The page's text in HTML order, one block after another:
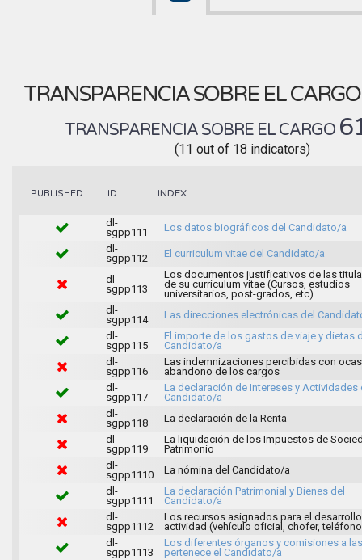
TRANSPARENCIA SOBRE EL
TRANSPARENCIA SOBRE EL CARGO
(11 out of 18 indicators)
PUBLISHED ID INDEX
dl-
sgpp111
Los datos biográficos del Candidato/a
dl-
sgpp112
El curriculum vitae del Candidato/a
dl-
sgpp113
Los documentos justificativos de las
de su curriculum vitae (Cursos, estudios
universitarios, post-grados, etc)
dl-
sgpp114
Las direcciones electrónicas del
dl-
sgpp115
El importe de los gastos de viaje y dietas
Candidato/a
dl-
sgpp116
Las indemnizaciones percibidas con
abandono de los cargos
dl-
sgpp117
La declaración de Intereses y Actividades
Candidato/a
dl-
sgpp118
La declaración de la Renta
dl-
sgpp119
La liquidación de los Impuestos de
Patrimonio
dl-
sgpp1110
La nómina del Candidato/a
dl-
sgpp1111
La declaración Patrimonial y Bienes del
Candidato/a
dl-
sgpp1112
Los recursos asignados para el
actividad (vehículo oficial, chofer,
dl-
sgpp1113
Los diferentes órganos y comisiones a
pertenece el Candidato/a